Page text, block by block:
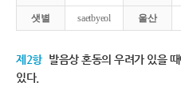
샛별 saetbyeol 울산
제2항 발음상 혼동의 우려가 있을
있다.